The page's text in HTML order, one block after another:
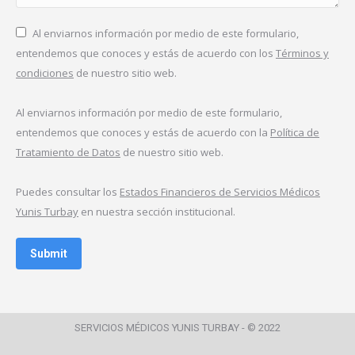
Al enviarnos información por medio de este formulario,
entendemos que conoces y estás de acuerdo con los Términos y
condiciones de nuestro sitio web.
Al enviarnos información por medio de este formulario,
entendemos que conoces y estás de acuerdo con la Política de
Tratamiento de Datos de nuestro sitio web.
Puedes consultar los Estados Financieros de Servicios Médicos
Yunis Turbay en nuestra sección institucional.
Submit
SERVICIOS MÉDICOS YUNIS TURBAY - © 2022